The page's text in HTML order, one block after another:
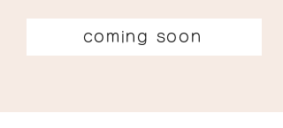
coming soon